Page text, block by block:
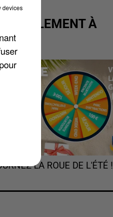
À
LA ROUE DE L'ÉTÉ !
devices